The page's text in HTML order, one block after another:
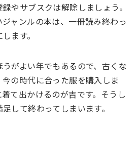
やサブスクは解除しましょう。
ャンルの本は、一冊読み終わっ
ます。
がよい年でもあるので、古くな
の時代に合った服を購入しま
て出かけるのが吉です。そうし
して終わってしまいます。